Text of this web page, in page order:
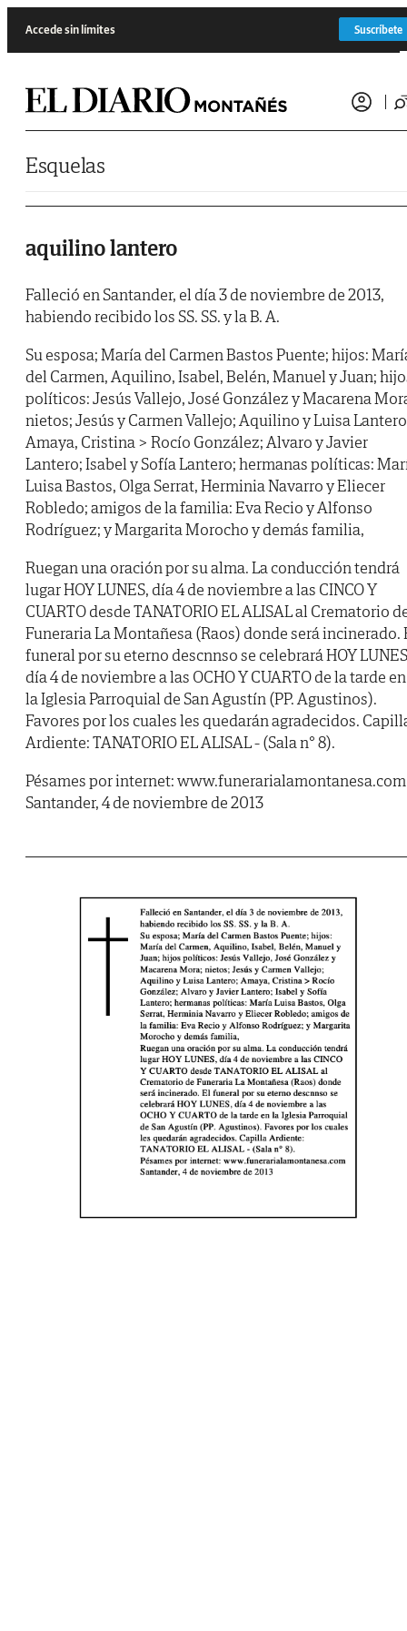
Accede sin límites Suscríbete
Esquelas
aquilino lantero
Falleció en Santander, el día 3 de noviembre de 2013,
habiendo recibido los SS. SS. y la B. A.
Su esposa; María del Carmen Bastos Puente; hijos:
del Carmen, Aquilino, Isabel, Belén, Manuel y Juan;
políticos: Jesús Vallejo, José González y Macarena
nietos; Jesús y Carmen Vallejo; Aquilino y Luisa
Amaya, Cristina > Rocío González; Alvaro y Javier
Lantero; Isabel y Sofía Lantero; hermanas políticas:
Luisa Bastos, Olga Serrat, Herminia Navarro y Eliecer
Robledo; amigos de la familia: Eva Recio y Alfonso
Rodríguez; y Margarita Morocho y demás familia,
Ruegan una oración por su alma. La conducción tendrá
lugar HOY LUNES, día 4 de noviembre a las CINCO Y
CUARTO desde TANATORIO EL ALISAL al Crematorio
Funeraria La Montañesa (Raos) donde será incinerado.
funeral por su eterno descnnso se celebrará HOY
día 4 de noviembre a las OCHO Y CUARTO de la tarde en
la Iglesia Parroquial de San Agustín (PP. Agustinos).
Favores por los cuales les quedarán agradecidos.
Ardiente: TANATORIO EL ALISAL - (Sala n° 8).
Pésames por internet: www.funerarialamontanesa.com
Santander, 4 de noviembre de 2013